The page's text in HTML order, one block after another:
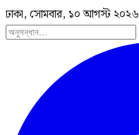
ঢাকা, সোমবার, ১০ আগস্ট ২০২৬